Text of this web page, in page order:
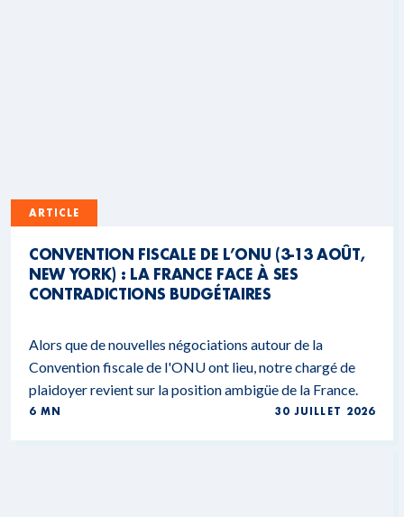
ARTICLE
CONVENTION FISCALE DE L’ONU (3-13 AOÛT,
NEW YORK) : LA FRANCE FACE À SES
CONTRADICTIONS BUDGÉTAIRES
Alors que de nouvelles négociations autour de la
Convention fiscale de l'ONU ont lieu, notre chargé de
plaidoyer revient sur la position ambigüe de la France.
6 MN 30 JUILLET 2026